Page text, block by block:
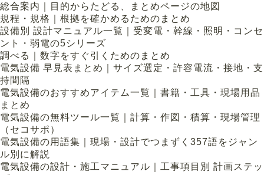
総合案内｜目的からたどる、まとめページの地図
規程・規格｜根拠を確かめるためのまとめ
設備別 設計マニュアル一覧｜受変電・幹線・照明・コンセ
ント・弱電の5シリーズ
調べる｜数字をすぐ引くためのまとめ
電気設備 早見表まとめ｜サイズ選定・許容電流・接地・支
持間隔
電気設備のおすすめアイテム一覧｜書籍・工具・現場用品
まとめ
電気設備の無料ツール一覧｜計算・作図・積算・現場管理
（セコサポ）
電気設備の用語集｜現場・設計でつまずく357語をジャン
ル別に解説
電気設備の設計・施工マニュアル｜工事項目別 計画ステッ